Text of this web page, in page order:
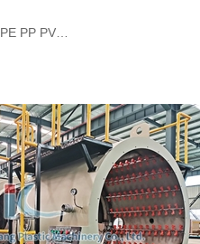
PE PP PV…